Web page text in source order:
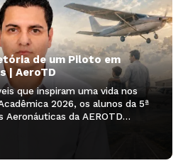
de um Piloto em
| AeroTD
que inspiram uma vida nos
2026, os alunos da 5ª
Aeronáuticas da AEROTD
Drª Franciele Rodrigues